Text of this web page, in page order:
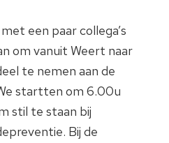
een paar collega’s
om vanuit Weert naar
te nemen aan de
startten om 6.00u
stil te staan bij
Bij de